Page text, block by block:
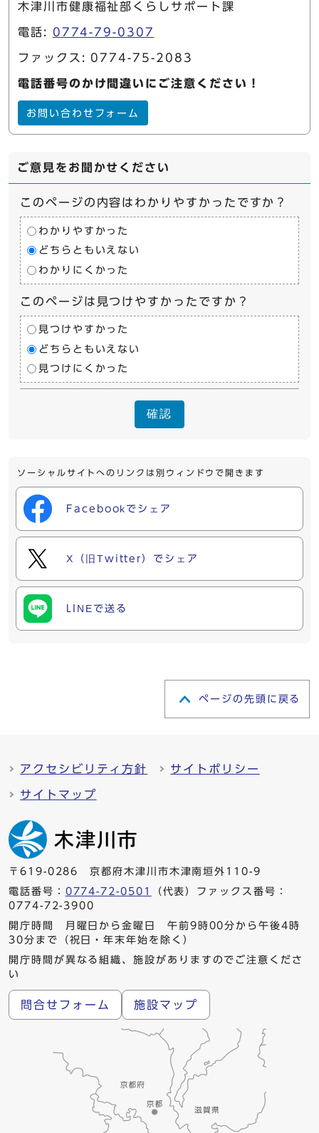
木津川市健康福祉部くらしサポート課
電話: 0774-79-0307
ファックス: 0774-75-2083
電話番号のかけ間違いにご注意ください！
お問い合わせフォーム
ご意見をお聞かせください
このページの内容はわかりやすかったですか？
わかりやすかった
どちらともいえない
わかりにくかった
このページは見つけやすかったですか？
見つけやすかった
どちらともいえない
見つけにくかった
確認
ソーシャルサイトへのリンクは別ウィンドウで開きます
Facebookでシェア
X（旧Twitter）でシェア
LINEで送る
ページの先頭に戻る
アクセシビリティ方針 サイトポリシー
サイトマップ
〒619-0286 京都府木津川市木津南垣外110-9
電話番号： 0774-72-0501
（代表）ファックス番号：
0774-72-3900
開庁時間 月曜日から金曜日 午前9時00分から午後4時
30分まで（祝日・年末年始を除く）
開庁時間が異なる組織、施設がありますのでご注意くださ
い
問合せフォーム 施設マップ